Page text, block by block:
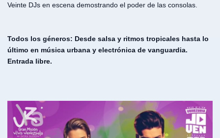
Veinte DJs en escena demostrando el poder de las consolas.
Todos los géneros: Desde salsa y ritmos tropicales hasta lo
último en música urbana y electrónica de vanguardia.
Entrada libre.